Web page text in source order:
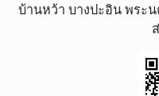
บ้านหว้า บางปะอิน พระ